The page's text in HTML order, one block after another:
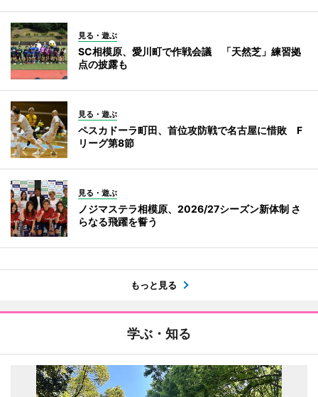
見る・遊ぶ
SC相模原、愛川町で作戦会議 「天然芝」練習拠
点の披露も
見る・遊ぶ
ペスカドーラ町田、首位攻防戦で名古屋に惜敗 F
リーグ第8節
見る・遊ぶ
ノジマステラ相模原、2026/27シーズン新体制 さ
らなる飛躍を誓う
もっと見る
学ぶ・知る